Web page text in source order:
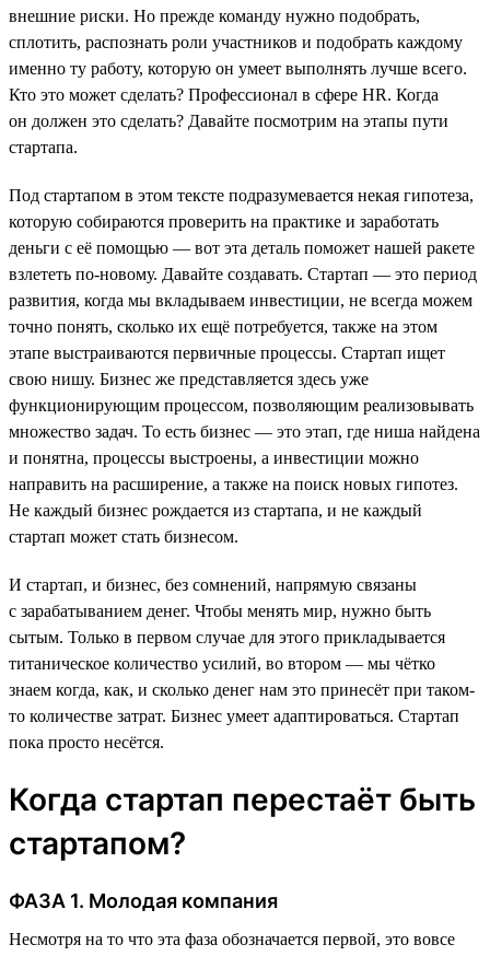
внешние риски. Но прежде команду нужно подобрать,
сплотить, распознать роли участников и подобрать каждому
именно ту работу, которую он умеет выполнять лучше всего.
Кто это может сделать? Профессионал в сфере HR. Когда
он должен это сделать? Давайте посмотрим на этапы пути
стартапа.
Под стартапом в этом тексте подразумевается некая гипотеза,
которую собираются проверить на практике и заработать
деньги с её помощью — вот эта деталь поможет нашей ракете
взлететь по-новому. Давайте создавать. Стартап — это период
развития, когда мы вкладываем инвестиции, не всегда можем
точно понять, сколько их ещё потребуется, также на этом
этапе выстраиваются первичные процессы. Стартап ищет
свою нишу. Бизнес же представляется здесь уже
функционирующим процессом, позволяющим реализовывать
множество задач. То есть бизнес — это этап, где ниша найдена
и понятна, процессы выстроены, а инвестиции можно
направить на расширение, а также на поиск новых гипотез.
Не каждый бизнес рождается из стартапа, и не каждый
стартап может стать бизнесом.
И стартап, и бизнес, без сомнений, напрямую связаны
с зарабатыванием денег. Чтобы менять мир, нужно быть
сытым. Только в первом случае для этого прикладывается
титаническое количество усилий, во втором — мы чётко
знаем когда, как, и сколько денег нам это принесёт при таком-
то количестве затрат. Бизнес умеет адаптироваться. Стартап
пока просто несётся.
Когда стартап перестаёт быть
стартапом?
ФАЗА 1. Молодая компания
Несмотря на то что эта фаза обозначается первой, это вовсе